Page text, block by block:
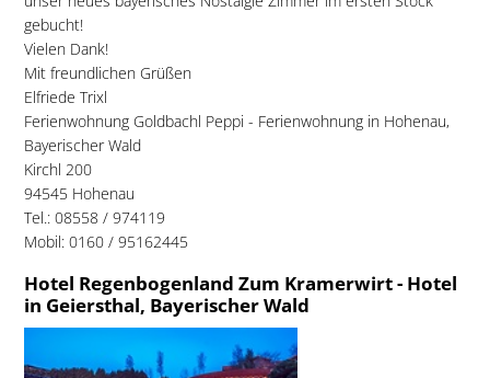
gebucht!
Vielen Dank!
Mit freundlichen Grüßen
Elfriede Trixl
Ferienwohnung Goldbachl Peppi - Ferienwohnung in Hohenau,
Bayerischer Wald
Kirchl 200
94545 Hohenau
Tel.: 08558 / 974119
Mobil: 0160 / 95162445
Hotel Regenbogenland Zum Kramerwirt - Hotel
in Geiersthal, Bayerischer Wald